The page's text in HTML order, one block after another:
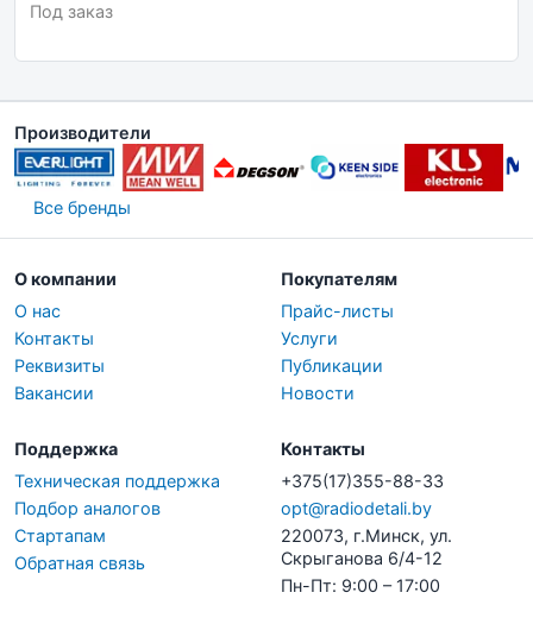
Под заказ
Производители
Все бренды
О компании
О нас
Контакты
Реквизиты
Вакансии
Покупателям
Прайс-листы
Услуги
Публикации
Новости
Поддержка
Техническая поддержка
Подбор аналогов
Стартапам
Обратная связь
Контакты
+375(17)355-88-33
opt@radiodetali.by
220073, г.Минск, ул.
Скрыганова 6/4-12
Пн-Пт: 9:00 – 17:00